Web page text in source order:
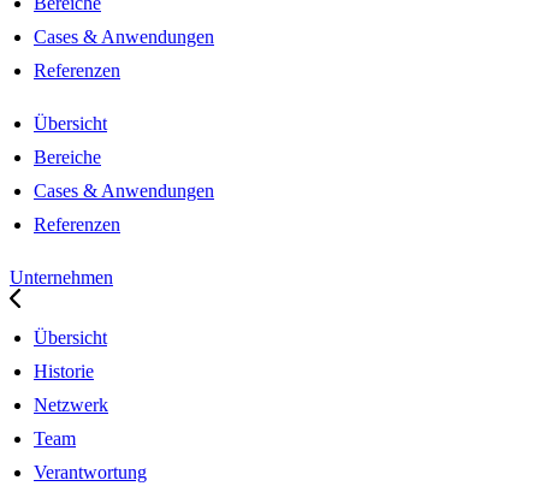
Cases & Anwendungen
Referenzen
Übersicht
Bereiche
Cases & Anwendungen
Referenzen
Unternehmen
Übersicht
Historie
Netzwerk
Team
Verantwortung